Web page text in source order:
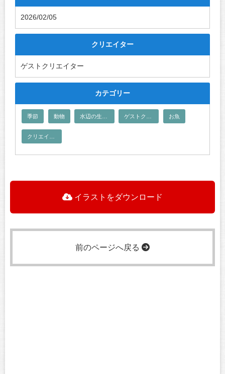
2026/02/05
クリエイター
ゲストクリエイター
カテゴリー
季節 動物 お魚
イラストをダウンロード
前のページへ戻る